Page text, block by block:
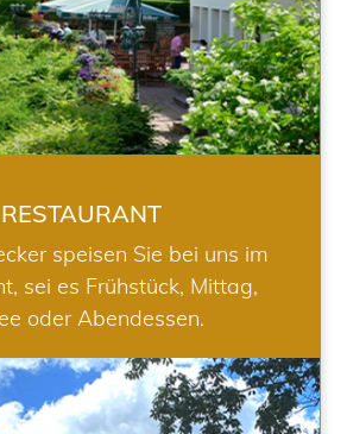
RESTAURANT
speisen Sie bei uns im
sei es Frühstück, Mittag,
oder Abendessen.